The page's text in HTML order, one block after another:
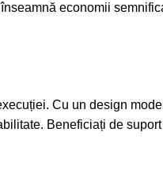
economii
Cu un design
Beneficiați de